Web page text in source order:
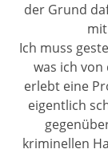
der Grund
Ich muss
was ich
erlebt eine
eigentlich
kriminellen